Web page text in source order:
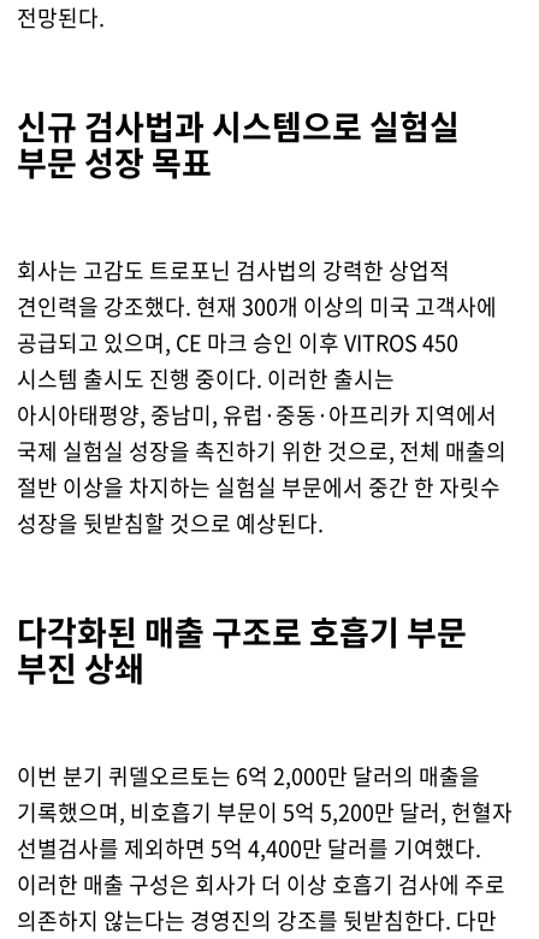
전망된다.
신규 검사법과 시스템으로 실험실
부문 성장 목표
회사는 고감도 트로포닌 검사법의 강력한 상업적
견인력을 강조했다. 현재 300개 이상의 미국 고객사에
공급되고 있으며, CE 마크 승인 이후 VITROS 450
시스템 출시도 진행 중이다. 이러한 출시는
아시아태평양, 중남미, 유럽·중동·아프리카 지역에서
국제 실험실 성장을 촉진하기 위한 것으로, 전체 매출의
절반 이상을 차지하는 실험실 부문에서 중간 한 자릿수
성장을 뒷받침할 것으로 예상된다.
다각화된 매출 구조로 호흡기 부문
부진 상쇄
이번 분기 퀴델오르토는 6억 2,000만 달러의 매출을
기록했으며, 비호흡기 부문이 5억 5,200만 달러, 헌혈자
선별검사를 제외하면 5억 4,400만 달러를 기여했다.
이러한 매출 구성은 회사가 더 이상 호흡기 검사에 주로
의존하지 않는다는 경영진의 강조를 뒷받침한다. 다만